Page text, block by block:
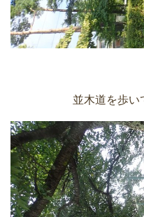
並木道を歩い